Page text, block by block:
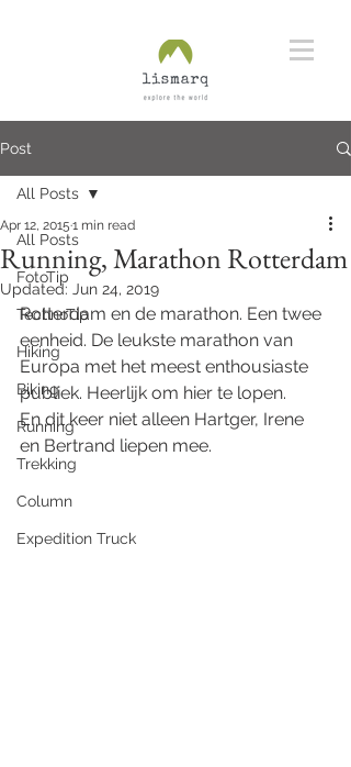
Post
All Posts
FotoTip
TechnoTip
Hiking
Biking
Running
Trekking
Column
Expedition Truck
All Posts
Running, Marathon Rotterdam
Apr 12, 2015 1 min read
Updated: Jun 24, 2019
Rotterdam en de marathon. Een twee
eenheid. De leukste marathon van
Europa met het meest enthousiaste
publiek. Heerlijk om hier te lopen.
En dit keer niet alleen Hartger, Irene
en Bertrand liepen mee.